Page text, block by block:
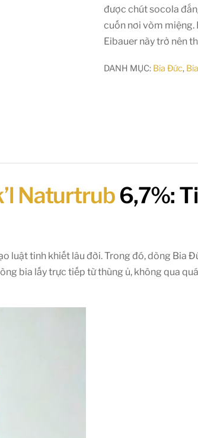
được chút socola
cuốn nơi vòm miệng.
Eibauer này trở nên
DANH MỤC: Bia Đức,
Naturtrub6,7%:
luật tinh khiết lâu đời. Trong đó, dòng Bia
bia lấy trực tiếp từ thùng ủ, không qua